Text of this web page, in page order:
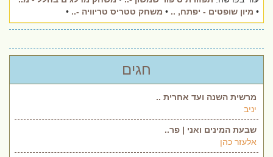
• מיון שופטים - יפתח, .. • משחק טטריס טריוויה -.. •
חגים
מרשית השנה ועד אחרית ..
יניב
שבעת המינים ואני | פר..
אלעזר כהן